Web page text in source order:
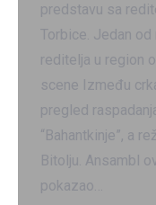
predstavu sa
Torbice. Jedan od
reditelja u region
scene Između
pregled
“Bahantkinje”, a
Bitolju. Ansambl
pokazao…